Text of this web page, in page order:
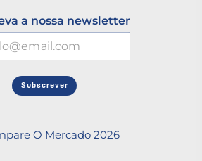
a nossa newsletter
Subscrever
O Mercado 2026